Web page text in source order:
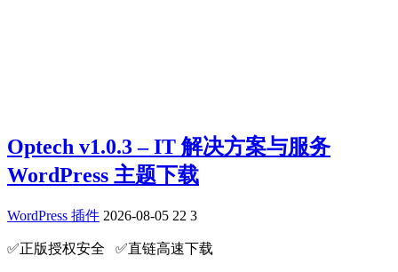
Optech v1.0.3 – IT 解决方案与服务
WordPress 主题下载
WordPress 插件 2026-08-05 22 3
✅️正版授权安全 ✅️直链高速下载